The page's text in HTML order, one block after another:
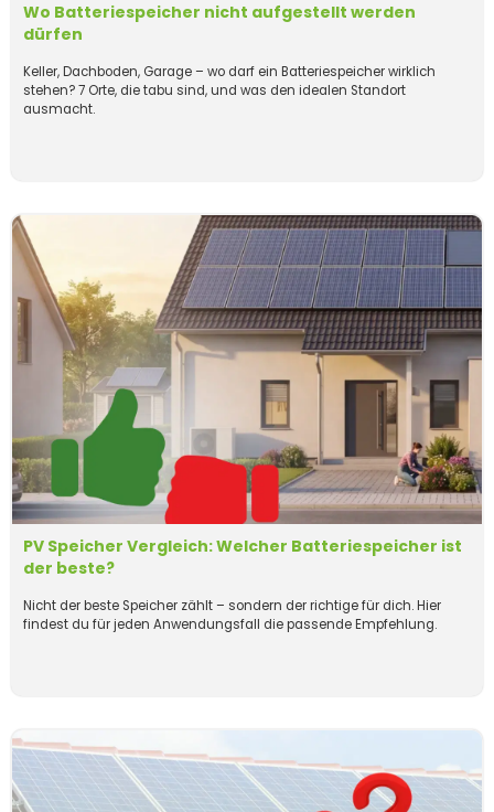
Wo Batteriespeicher nicht aufgestellt werden
dürfen
Keller, Dachboden, Garage – wo darf ein Batteriespeicher wirklich
stehen? 7 Orte, die tabu sind, und was den idealen Standort
ausmacht.
PV Speicher Vergleich: Welcher Batteriespeicher ist
der beste?
Nicht der beste Speicher zählt – sondern der richtige für dich. Hier
findest du für jeden Anwendungsfall die passende Empfehlung.